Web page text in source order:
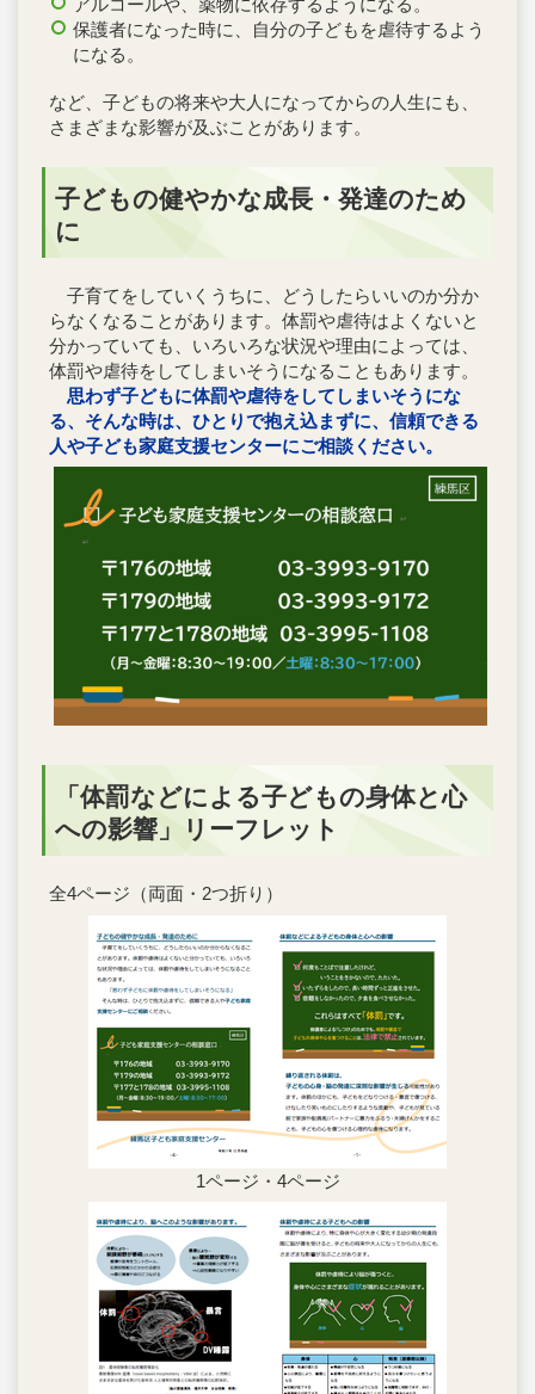
保護者になった時に、自分の子どもを虐待するよう
になる。
など、子どもの将来や大人になってからの人生にも、
さまざまな影響が及ぶことがあります。
子どもの健やかな成長・発達のため
に
子育てをしていくうちに、どうしたらいいのか分か
らなくなることがあります。体罰や虐待はよくないと
分かっていても、いろいろな状況や理由によっては、
体罰や虐待をしてしまいそうになることもあります。
思わず子どもに体罰や虐待をしてしまいそうにな
る、そんな時は、ひとりで抱え込まずに、信頼できる
人や子ども家庭支援センターにご相談ください。
「体罰などによる子どもの身体と心
への影響」リーフレット
全4ページ（両面・2つ折り）
1ページ・4ページ